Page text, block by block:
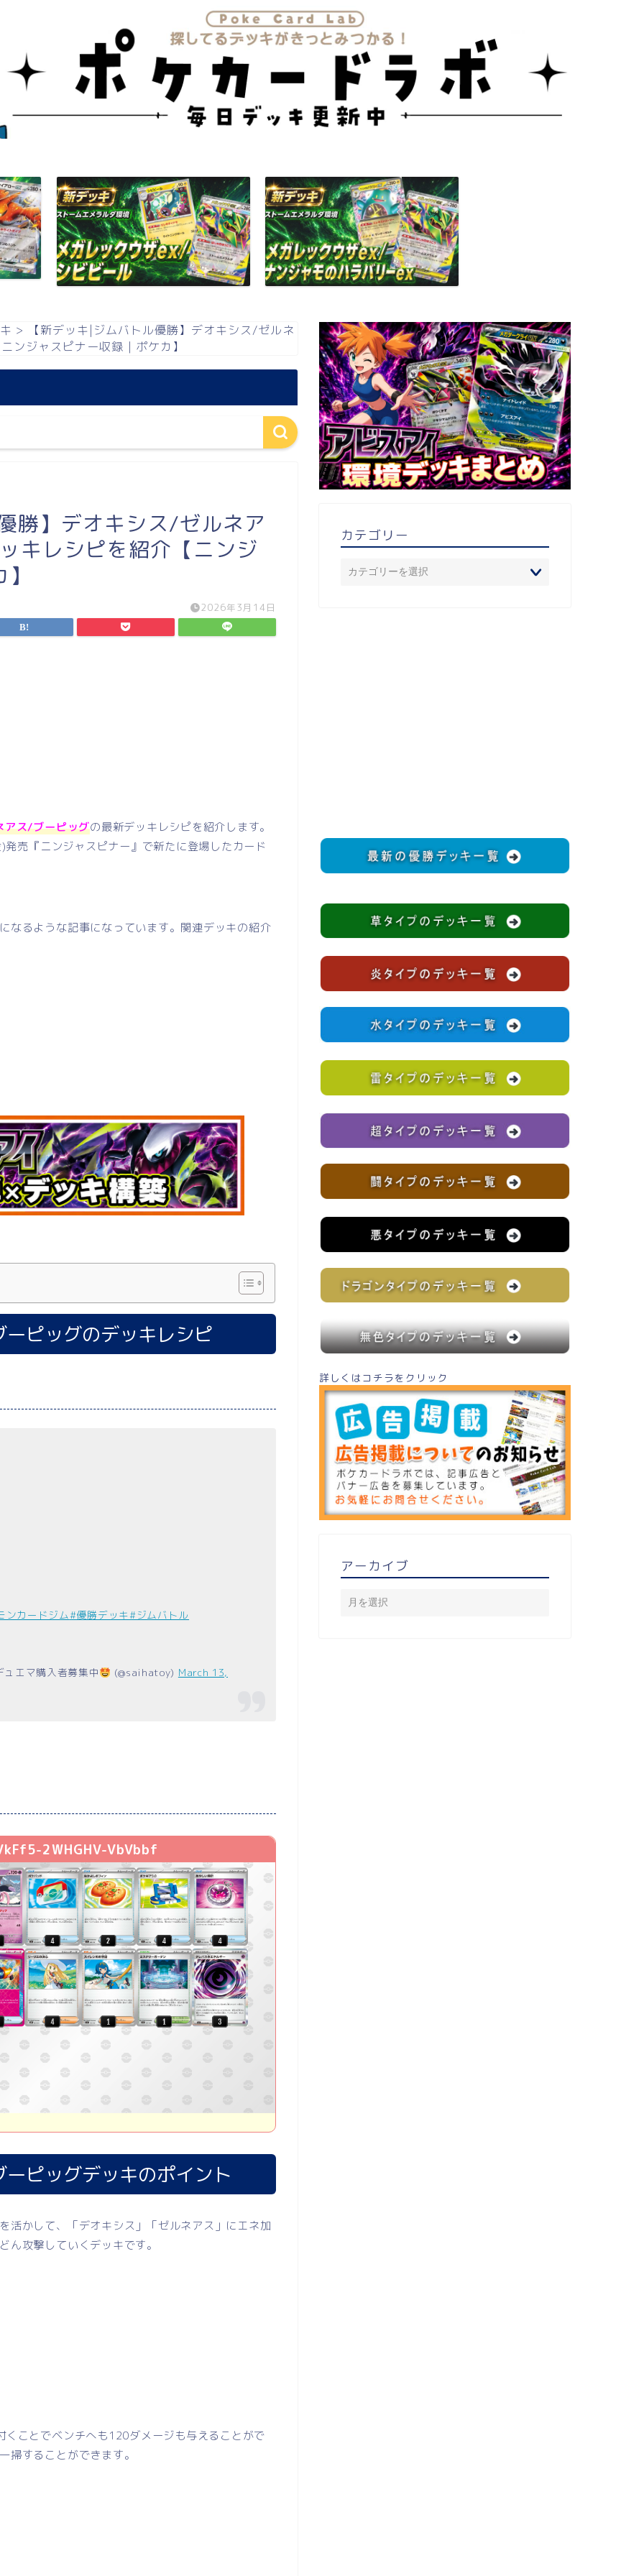
>
【新デッキ|ジムバトル優勝】デオキシス/ゼルネ
ンジャスピナー収録｜ポケカ】
勝】デオキシス/ゼルネア
キレシピを紹介【ニンジ
2026年3月14日
アス/ブーピッグの最新デッキレシピを紹介します。
売『ニンジャスピナー』で新たに登場したカード
なるような記事になっています。関連デッキの紹介
ピッグのデッキレシピ
ンカードジム#優勝デッキ#ジムバトル
ュエマ購入者募集中 (@saihatoy) March 13,
2WHGHV-VbVbbf
ピッグデッキのポイント
活かして、「デオキシス」「ゼルネアス」にエネ加
ん攻撃していくデッキです。
ことでベンチへも120ダメージも与えることがで
掃することができます。
カテゴリー
詳しくはコチラをクリック
アーカイブ